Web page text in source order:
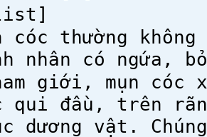
cóc thường
nhân có ngứa,
giới, mụn cóc
qui đầu, trên
dương vật.